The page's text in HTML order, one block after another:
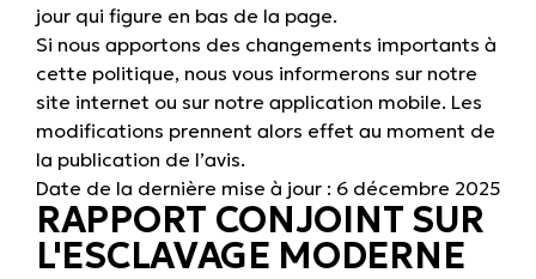
jour qui figure en bas de la page.
Si nous apportons des changements importants à
cette politique, nous vous informerons sur notre
site internet ou sur notre application mobile. Les
modifications prennent alors effet au moment de
la publication de l’avis.
Date de la dernière mise à jour : 6 décembre 2025
RAPPORT CONJOINT SUR
L'ESCLAVAGE MODERNE